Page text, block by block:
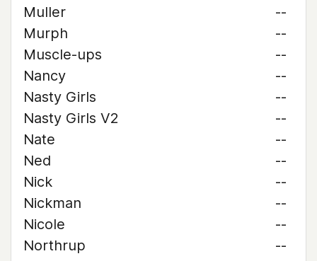
Muller
--
Murph
--
Muscle-ups
--
Nancy
--
Nasty Girls
--
Nasty Girls V2
--
Nate
--
Ned
--
Nick
--
Nickman
--
Nicole
--
Northrup
--